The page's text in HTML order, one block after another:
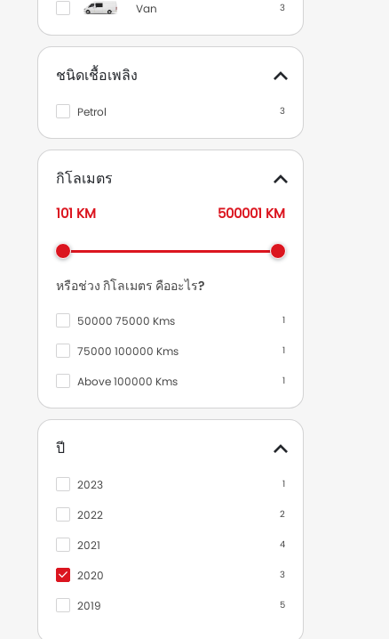
Innova Crysta 3
Camry 2019 2
Corolla Cross 1
Yaris Ativ 1
มาสด้า 28
นิสสัน 15
มิตซูบิชิ
Van 3
ชนิดเชื้อเพลิง
Petrol 3
กิโลเมตร
101 KM 500001 KM
หรือช่วง กิโลเมตร คืออะไร?
50000 75000 Kms 1
75000 100000 Kms 1
Above 100000 Kms 1
ปี
2023 1
2022 2
2021 4
2020 3
2019 5